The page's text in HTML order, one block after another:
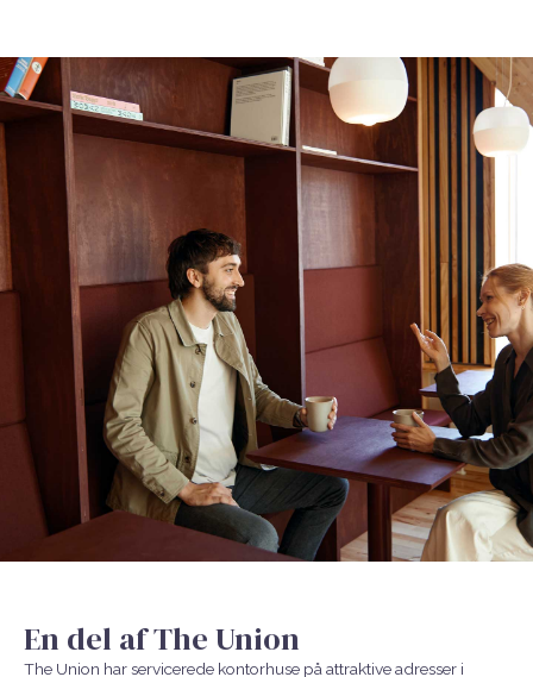
En del af The Union
The Union har servicerede kontorhuse på attraktive adresser i